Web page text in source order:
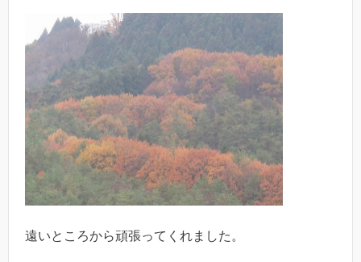
遠いところから頑張ってくれました。